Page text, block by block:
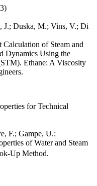
J.; Duska, M.; Vins, V.; Di
of Steam and
Dynamics Using the
Ethane: A Viscosity
for Technical
F.; Gampe, U.:
of Water and Steam
Up Method.